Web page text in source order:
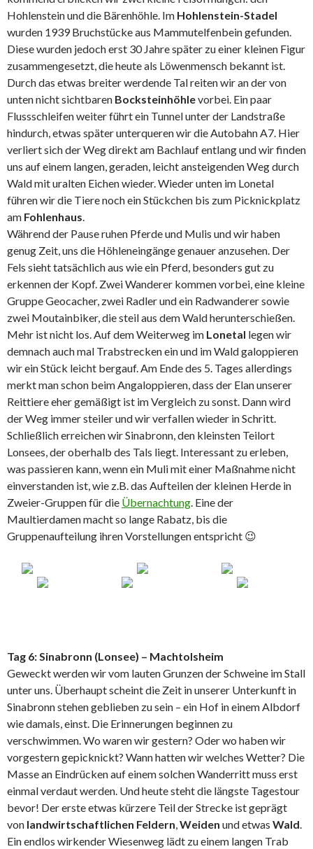
Hohlenstein und die Bärenhöhle. Im Hohlenstein-Stadel
wurden 1939 Bruchstücke aus Mammutelfenbein gefunden.
Diese wurden jedoch erst 30 Jahre später zu einer kleinen Figur
zusammengesetzt, die heute als Löwenmensch bekannt ist.
Durch das etwas breiter werdende Tal reiten wir an der von
unten nicht sichtbaren Bocksteinhöhlevorbei. Ein paar
Flussschleifen weiter führt ein Tunnel unter der Landstraße
hindurch, etwas später unterqueren wir die Autobahn A7. Hier
verliert sich der Weg direkt am Bachlauf entlang und wir finden
uns auf einem langen, geraden, leicht ansteigenden Weg durch
Wald mit uralten Eichen wieder. Wieder unten im Lonetal
führen wir die Tiere noch ein Stückchen bis zum Picknickplatz
am Fohlenhaus.
Während der Pause ruhen Pferde und Mulis und wir haben
genug Zeit, uns die Höhleneingänge genauer anzusehen. Der
Fels sieht tatsächlich aus wie ein Pferd, besonders gut zu
erkennen der Kopf. Zwei Wanderer kommen vorbei, eine kleine
Gruppe Geocacher, zwei Radler und ein Radwanderer sowie
zwei Moutainbiker, die steil aus dem Wald herunterschießen.
Mehr ist nicht los. Auf dem Weiterweg im Lonetal legen wir
demnach auch mal Trabstrecken ein und im Wald galoppieren
wir ein Stück leicht bergauf. Am Ende des 5. Tages allerdings
merkt man schon beim Angaloppieren, dass der Elan unserer
Reittiere eher gemäßigt ist im Vergleich zu sonst. Dann wird
der Weg immer steiler und wir verfallen wieder in Schritt.
Schließlich erreichen wir Sinabronn, den kleinsten Teilort
Lonsees, der oberhalb des Tals liegt. Interessant zu erleben,
was passieren kann, wenn ein Muli mit einer Maßnahme nicht
einverstanden ist, wie z.B. das Aufteilen der kleinen Herde in
Zweier-Gruppen für die Übernachtung. Eine der
Maultierdamen macht so lange Rabatz, bis die
Gruppenaufteilung ihren Vorstellungen entspricht 😉
Tag 6: Sinabronn (Lonsee) – Machtolsheim
Geweckt werden wir vom lauten Grunzen der Schweine im Stall
unter uns. Überhaupt scheint die Zeit in unserer Unterkunft in
Sinabronn stehen geblieben zu sein – ein Hof in einem Albdorf
wie damals, einst. Die Erinnerungen beginnen zu
verschwimmen. Wo waren wir gestern? Oder wo haben wir
vorgestern gepicknickt? Wann hatten wir welches Wetter? Die
Masse an Eindrücken auf einem solchen Wanderritt muss erst
einmal verdaut werden. Und heute steht die längste Tagestour
bevor! Der erste etwas kürzere Teil der Strecke ist geprägt
von landwirtschaftlichen Feldern,Weiden und etwas Wald.
Ein endlos wirkender Wiesenweg lädt zu einem langen Trab